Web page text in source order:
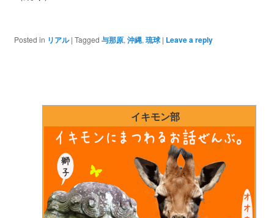
Posted in リアル | Tagged 与那原, 沖縄, 琉球 | Leave a reply
イキモン部